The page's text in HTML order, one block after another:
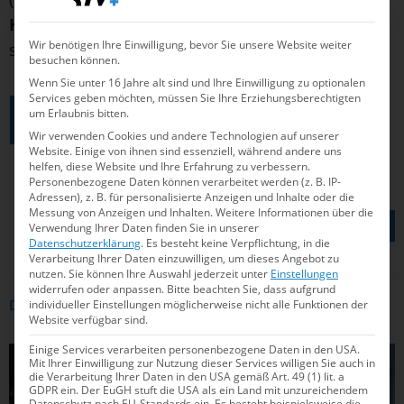
Hebmüller(beide auf den 200m Lagen, SM13)
sowie Josia Topf (100m Freistil, S3).
ZUM WM-LIVESTREAM
TEILEN AUF
DAS KÖNNTE DICH AUCH INTERRESSIEREN
SCHWIMMEN
Wir benötigen Ihre Einwilligung, bevor Sie unsere Website weiter
besuchen können.
Wenn Sie unter 16 Jahre alt sind und Ihre Einwilligung zu optionalen
Services geben möchten, müssen Sie Ihre Erziehungsberechtigten
um Erlaubnis bitten.
Wir verwenden Cookies und andere Technologien auf unserer
Website. Einige von ihnen sind essenziell, während andere uns
helfen, diese Website und Ihre Erfahrung zu verbessern.
Personenbezogene Daten können verarbeitet werden (z. B. IP-
Adressen), z. B. für personalisierte Anzeigen und Inhalte oder die
Messung von Anzeigen und Inhalten.Weitere Informationen über die
Verwendung Ihrer Daten finden Sie in unserer
Datenschutzerklärung. Es besteht keine Verpflichtung, in die
Verarbeitung Ihrer Daten einzuwilligen, um dieses Angebot zu
nutzen.Sie können Ihre Auswahl jederzeit unter Einstellungen
widerrufen oder anpassen. Bitte beachten Sie, dass aufgrund
individueller Einstellungen möglicherweise nicht alle Funktionen der
Website verfügbar sind.
Einige Services verarbeiten personenbezogene Daten in den USA.
Mit Ihrer Einwilligung zur Nutzung dieser Services willigen Sie auch in
die Verarbeitung Ihrer Daten in den USA gemäß Art. 49 (1) lit. a
GDPR ein. Der EuGH stuft die USA als ein Land mit unzureichendem